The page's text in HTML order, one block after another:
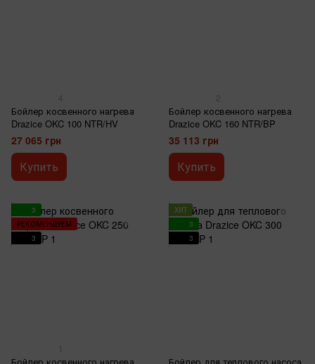
4
Бойлер косвенного нагрева
Drazice OKC 100 NTR/HV
27 065 грн
Купить
2
Бойлер косвенного нагрева
Drazice OKC 160 NTR/BP
35 113 грн
Купить
3
РЕКОМЕНДУЕМ
3
1
ХИТ
3
3